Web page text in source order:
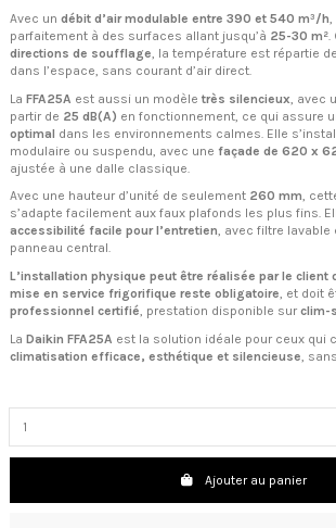
Avec un débit d’air modulable entre 390 et 540 m³/h,
parfaitement à des surfaces allant jusqu’à 25-30 m².
directions de soufflage, la température est répartie
dans l’espace, sans courant d’air direct.
La FFA25A est aussi un modèle très silencieux , avec
partir de 25 dB(A) en fonctionnement, ce qui assure
optimal dans les environnements calmes. Elle
modulaire ou suspendu, avec une façade de 620 x
ajustée à une dalle classique.
Avec une hauteur d’unité de seulement 260 mm,
s’adapte facilement aux faux plafonds les plus fins.
accessibilité facile pour l’entretien, avec filtre lavable
panneau central.
L’installation physique peut être réalisée par le client
mise en service frigorifique reste obligatoire, et doit
professionnel certifié, prestation disponible sur clim-
La Daikin FFA25A est la solution idéale pour ceux qui
climatisation efficace, esthétique et silencieuse ,
Ajouter au panier